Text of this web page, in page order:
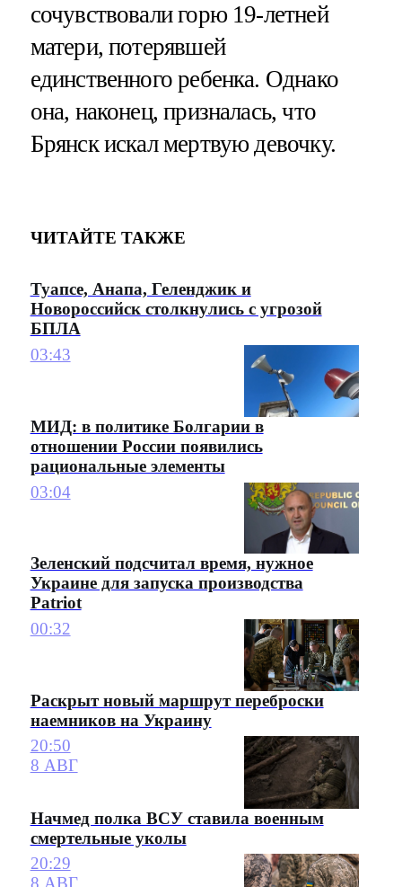
сочувствовали горю 19-летней
матери, потерявшей
единственного ребенка. Однако
она, наконец, призналась, что
Брянск искал мертвую девочку.
ЧИТАЙТЕ ТАКЖЕ
Туапсе, Анапа, Геленджик и
Новороссийск столкнулись с угрозой
БПЛА
03:43
МИД: в политике Болгарии в
отношении России появились
рациональные элементы
03:04
Зеленский подсчитал время, нужное
Украине для запуска производства
Patriot
00:32
Раскрыт новый маршрут переброски
наемников на Украину
20:50
8 АВГ
Начмед полка ВСУ ставила военным
смертельные уколы
20:29
8 АВГ